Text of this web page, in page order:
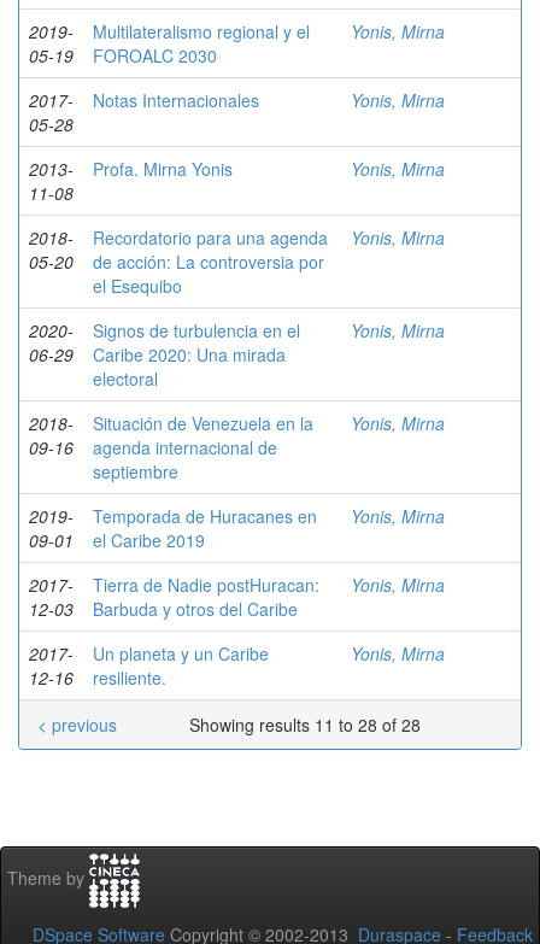
2019-
05-19
Multilateralismo regional y el
FOROALC 2030
Yonis, Mirna
2017-
05-28
Notas Internacionales Yonis, Mirna
2013-
11-08
Profa. Mirna Yonis Yonis, Mirna
2018-
05-20
Recordatorio para una agenda
de acción: La controversia por
el Esequibo
Yonis, Mirna
2020-
06-29
Signos de turbulencia en el
Caribe 2020: Una mirada
electoral
Yonis, Mirna
2018-
09-16
Situación de Venezuela en la
agenda internacional de
septiembre
Yonis, Mirna
2019-
09-01
Temporada de Huracanes en
el Caribe 2019
Yonis, Mirna
2017-
12-03
Tierra de Nadie postHuracan:
Barbuda y otros del Caribe
Yonis, Mirna
2017-
12-16
Un planeta y un Caribe
resiliente.
Yonis, Mirna
Showing results 11 to 28 of 28
< previous
Theme by
DSpace Software Copyright © 2002-2013 Duraspace - Feedback